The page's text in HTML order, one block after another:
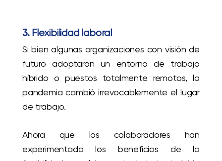
3. Flexibilidad laboral
Si bien algunas organizaciones con visión de
futuro adoptaron un entorno de trabajo
híbrido o puestos totalmente remotos, la
pandemia cambió irrevocablemente el lugar
de trabajo.
Ahora que los colaboradores han
experimentado los beneficios de la